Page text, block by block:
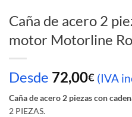
Caña de acero 2
motor Motorline
Desde 72,00€ (IVA
Caña de acero 2 piezas con
2 PIEZAS.